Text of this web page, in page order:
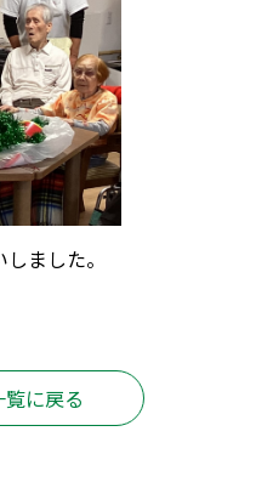
ました。
覧に戻る